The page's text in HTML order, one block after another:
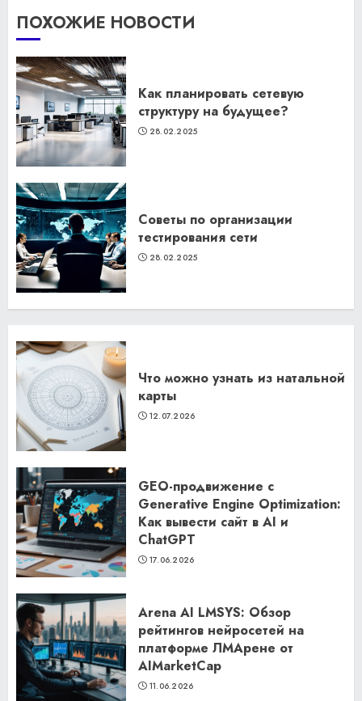
ПОХОЖИЕ НОВОСТИ
Как планировать сетевую
структуру на будущее?
28.02.2025
Советы по организации
тестирования сети
28.02.2025
Что можно узнать из натальной
карты
12.07.2026
GEO-продвижение с
Generative Engine Optimization:
Как вывести сайт в AI и
ChatGPT
17.06.2026
Arena AI LMSYS: Обзор
рейтингов нейросетей на
платформе ЛМАрене от
AIMarketCap
11.06.2026